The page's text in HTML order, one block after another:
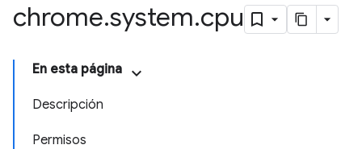
chrome.system.cpu
En esta página
Descripción
Permisos